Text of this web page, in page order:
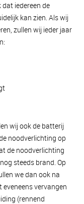
iedereen de
kan zien. Als wij
zullen wij ieder jaar
wij ook de batterij
noodverlichting op
de noodverlichting
steeds brand. Op
we dan ook na
eveneens vervangen
(rennend